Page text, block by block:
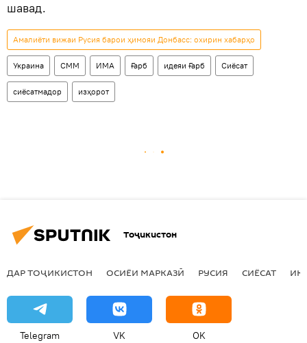
шавад.
Амалиёти вижаи Русия барои ҳимояи Донбасс: охирин хабарҳо
Украина СММ ИМА Ғарб идеяи Ғарб Сиёсат
сиёсатмадор изҳорот
Тоҷикистон
ДАР ТОҶИКИСТОН ОСИЁИ МАРКАЗӢ РУСИЯ СИЁСАТ
Telegram VK OK